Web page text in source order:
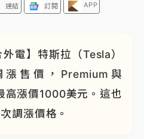
！EZ Way若改由政府委
連結 訂閱 APP
電】特斯拉（Tesla）
售價，Premium與
漲價1000美元。這也
調漲價格。